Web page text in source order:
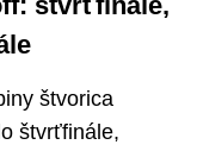
štvorica
štvrťfinále,